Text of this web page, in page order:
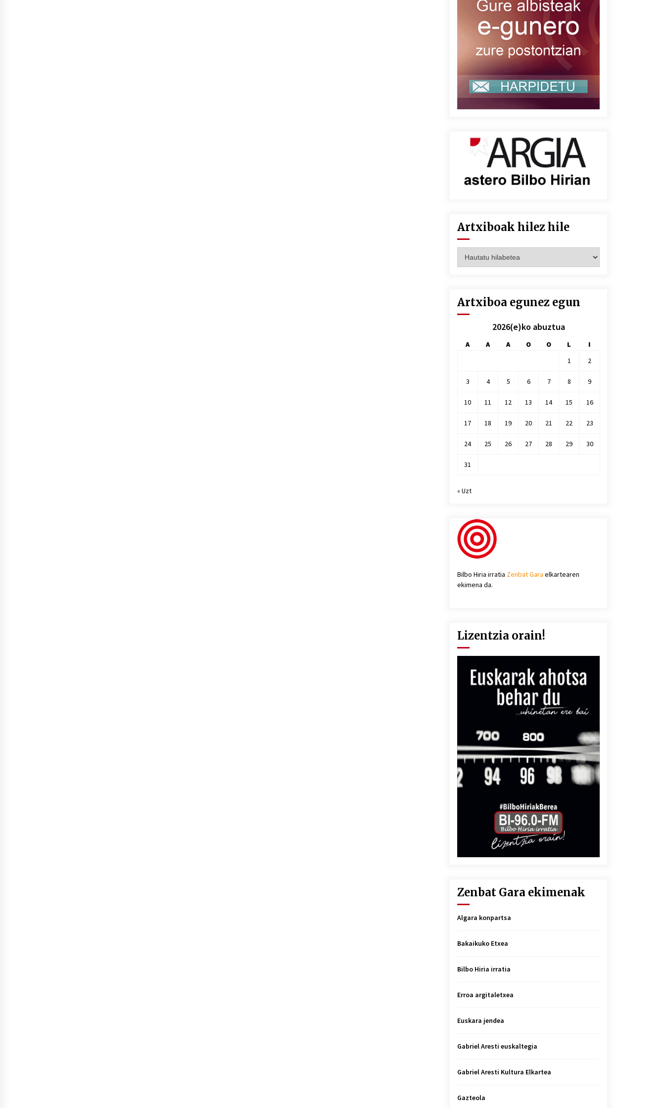
Artxiboak hilez hile
hilez
Artxiboa egunez egun
2026(e)ko abuztua
A A A O O L
I
1
2
3 4 5 6 7 8 9
10 11 12 13 14 15 16
17 18 19 20 21 22 23
24 25 26 27 28 29 30
31
« Uzt
Bilbo Hiria irratia Zenbat Gara elkartearen
ekimena da.
Lizentzia orain!
Zenbat Gara ekimenak
Algara konpartsa
Bakaikuko Etxea
Bilbo Hiria irratia
Erroa argitaletxea
Euskara jendea
Gabriel Aresti euskaltegia
Gabriel Aresti Kultura Elkartea
Gazteola